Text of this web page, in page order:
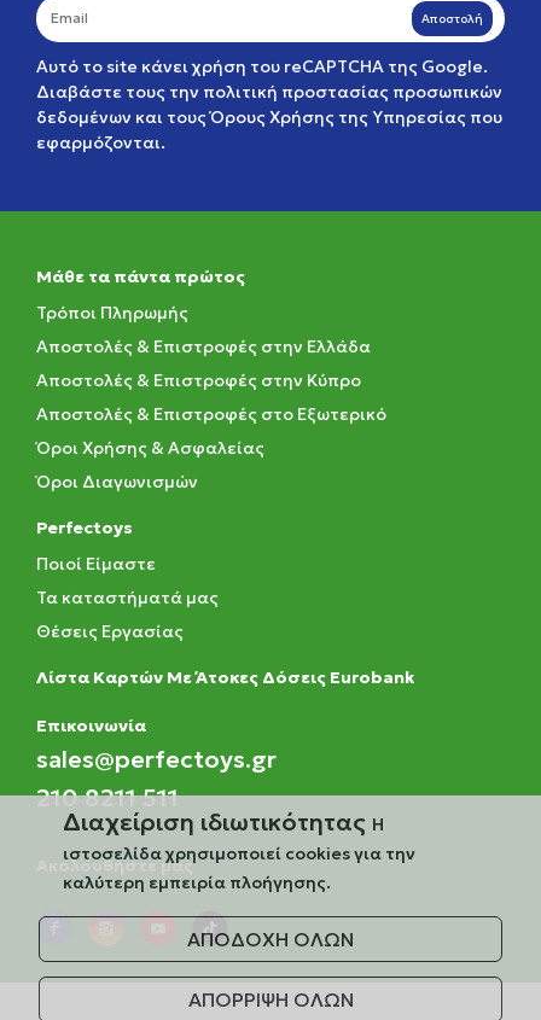
Αποστολή
Αυτό το site κάνει χρήση του reCAPTCHA της Google.
Διαβάστε τους την πολιτική προστασίας προσωπικών
δεδομένων και τουςΌρους Χρήσης της Υπηρεσίας που
εφαρμόζονται.
Μάθε τα πάντα πρώτος
Τρόποι Πληρωμής
Αποστολές & Επιστροφές στην Ελλάδα
Αποστολές & Επιστροφές στην Κύπρο
Αποστολές & Επιστροφές στο Εξωτερικό
Όροι Χρήσης & Ασφαλείας
Όροι Διαγωνισμών
Perfectoys
Ποιοί Είμαστε
Τα καταστήματά μας
Θέσεις Εργασίας
Λίστα Καρτών Με Άτοκες Δόσεις Eurobank
Eπικοινωνία
sales@perfectoys.gr
210 8211 511
Ακολουθήστε μας
Διαχείριση ιδιωτικότητας Η
ιστοσελίδα χρησιμοποιεί cookies για την
καλύτερη εμπειρία πλοήγησης.
ΑΠΟΔΟΧΗ ΟΛΩΝ
ΑΠΟΡΡΙΨΗ ΟΛΩΝ